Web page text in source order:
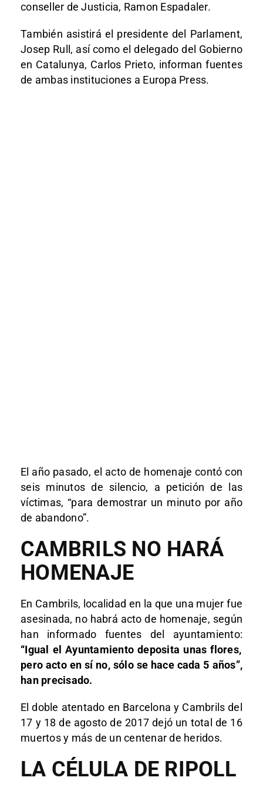
conseller de Justicia, Ramon Espadaler.
También asistirá el presidente del Parlament,
Josep Rull, así como el delegado del Gobierno
en Catalunya, Carlos Prieto, informan fuentes
de ambas instituciones a Europa Press.
El año pasado, el acto de homenaje contó con
seis minutos de silencio, a petición de las
víctimas, “para demostrar un minuto por año
de abandono”.
CAMBRILS NO HARÁ
HOMENAJE
En Cambrils, localidad en la que una mujer fue
asesinada, no habrá acto de homenaje, según
han informado fuentes del ayuntamiento:
“Igual el Ayuntamiento deposita unas flores,
pero acto en sí no, sólo se hace cada 5 años”,
han precisado.
El doble atentado en Barcelona y Cambrils del
17 y 18 de agosto de 2017 dejó un total de 16
muertos y más de un centenar de heridos.
LA CÉLULA DE RIPOLL